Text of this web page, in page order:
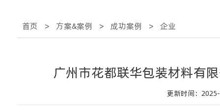
首页 > 方案&案例 > 成功案例 > 企业
广州市花都联华包装材料有
更新时间：